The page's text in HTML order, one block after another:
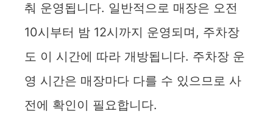
춰 운영됩니다. 일반적으로 매장은 오전
10시부터 밤 12시까지 운영되며, 주차장
도 이 시간에 따라 개방됩니다. 주차장 운
영 시간은 매장마다 다를 수 있으므로 사
전에 확인이 필요합니다.